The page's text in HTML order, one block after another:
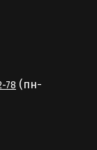
78 (пн-